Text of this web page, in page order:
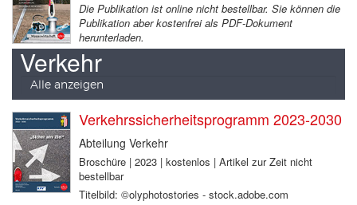
Die Publikation ist online nicht bestellbar. Sie können die
Publikation aber kostenfrei als PDF-Dokument
herunterladen.
Verkehr
Alle anzeigen
Verkehrssicherheitsprogramm 2023-2030
Abteilung Verkehr
Broschüre | 2023 | kostenlos | Artikel zur Zeit nicht
bestellbar
Titelbild: ©olyphotostories - stock.adobe.com